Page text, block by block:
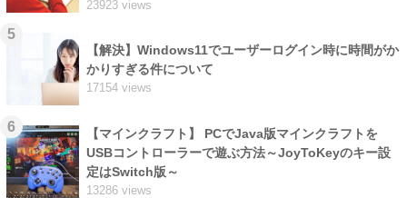
23923 views
5
【解決】Windows11でユーザーログイン時に時間がか
かりすぎる件について
17154 views
6
【マインクラフト】 PCでJava版マインクラフトを
USBコントローラーで遊ぶ方法～JoyToKeyのキー設
定はSwitch版～
13286 views